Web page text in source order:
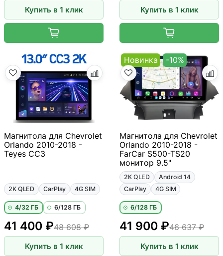
Купить в 1 клик Купить в 1 клик
Магнитола для Chevrolet
Orlando 2010-2018 -
Teyes CC3
2K QLED CarPlay 4G SIM
4/32 ГБ 6/128 ГБ
41 400 ₽48 608 ₽
Купить в 1 клик
Новинка -10%
Магнитола для Chevrolet
Orlando 2010-2018 -
FarCar S500-TS20
монитор 9.5"
2K QLED
Android 14
CarPlay
4G SIM
6/128 ГБ
46 637 ₽
41 900 ₽
Купить в 1 клик